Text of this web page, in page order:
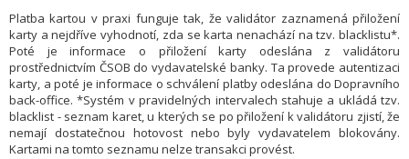
Platba kartou v praxi funguje tak, že validátor zaznamená přiložení
karty a nejdříve vyhodnotí, zda se karta nenachází na tzv. blacklistu*.
Poté je informace o přiložení karty odeslána z validátoru
prostřednictvím ČSOB do vydavatelské banky. Ta provede autentizaci
karty, a poté je informace o schválení platby odeslána do Dopravního
back-office. *Systém v pravidelných intervalech stahuje a ukládá tzv.
blacklist - seznam karet, u kterých se po přiložení k validátoru zjistí, že
nemají dostatečnou hotovost nebo byly vydavatelem blokovány.
Kartami na tomto seznamu nelze transakci provést.